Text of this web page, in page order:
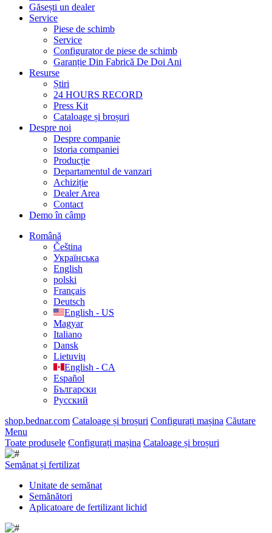
Găsești un dealer
Service
Piese de schimb
Service
Configurator de piese de schimb
Garanție Din Fabrică De Doi Ani
Resurse
Știri
24 HOURS RECORD
Press Kit
Cataloage și broșuri
Despre noi
Despre companie
Istoria companiei
Producție
Departamentul de vanzari
Achiziție
Dealer Area
Contact
Demo în câmp
Română
Čeština
Українська
English
polski
Français
Deutsch
English - US
Magyar
Italiano
Dansk
Lietuvių
English - CA
Español
Български
Русский
shop.bednar.com Cataloage și broșuri Configurați mașina Căutare
Menu
Toate produsele Configurați mașina Cataloage și broșuri
Semănat și fertilizat
Unitate de semănat
Semănători
Aplicatoare de fertilizant lichid